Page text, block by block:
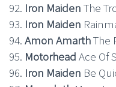
92. Iron Maiden The
93. Iron Maiden
94. Amon AmarthThe
95. Motorhead Ace Of
96. Iron Maiden Be